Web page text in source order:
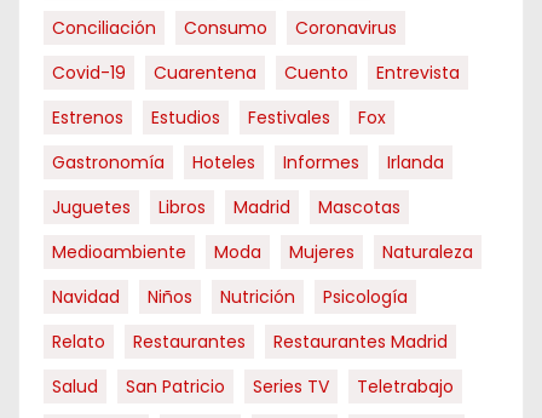
Conciliación
Consumo
Coronavirus
Covid-19
Cuarentena Cuento
Entrevista
Estrenos
Estudios Festivales
Fox
Gastronomía
Hoteles Informes
Irlanda
Juguetes
Libros Madrid
Mascotas
Medioambiente
Moda Mujeres
Naturaleza
Navidad
Niños Nutrición
Psicología
Relato
Restaurantes
Restaurantes Madrid
Salud
San Patricio Series TV
Teletrabajo